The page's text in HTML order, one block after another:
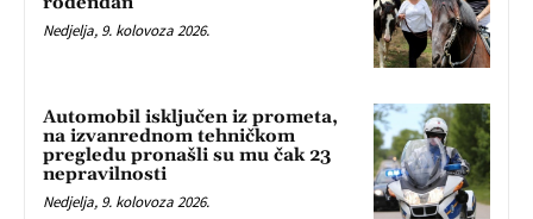
Nedjelja, 9. kolovoza 2026.
Automobil isključen iz prometa,
na izvanrednom tehničkom
pregledu pronašli su mu čak 23
nepravilnosti
Nedjelja, 9. kolovoza 2026.